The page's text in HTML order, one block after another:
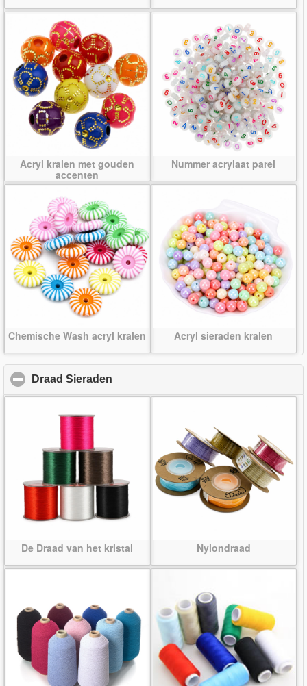
Acryl kralen met gouden
accenten
Nummer acrylaat parel
Chemische Wash acryl kralen Acryl sieraden kralen
Draad Sieraden
De Draad van het kristal Nylondraad